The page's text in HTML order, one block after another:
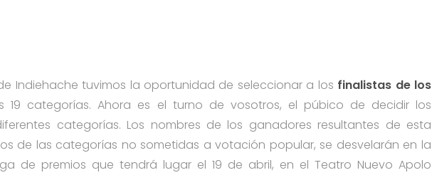
Indiehache tuvimos la oportunidad de seleccionar a los finalistas de los
19 categorías. Ahora es el turno de vosotros, el púbico de decidir los
categorías. Los nombres de los ganadores resultantes de esta
de las categorías no sometidas a votación popular, se desvelarán en la
de premios que tendrá lugar el 19 de abril, en el Teatro Nuevo Apolo